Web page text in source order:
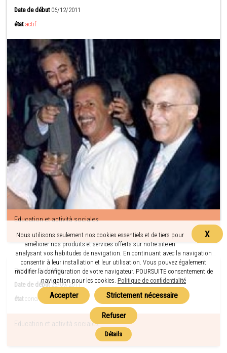
Date de début06/12/2011
état actif
Education et actività sociales
Pretoria ,Sudafrica
Date de début23/09/2011
état conclu
Education et actività sociales
X
Nous utilisons seulement nos cookies essentiels et de tiers pour
améliorer nos produits et services offerts sur notre site en
analysant vos habitudes de navigation. En continuant avec la navigation
consentir à leur installation et leur utilisation. Vous pouvez également
modifier la configuration de votre navigateur. POURSUITE consentement de
navigation pour les cookies. Politique de confidentialité